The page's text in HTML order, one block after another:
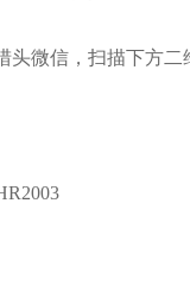
头微信，扫描下方二